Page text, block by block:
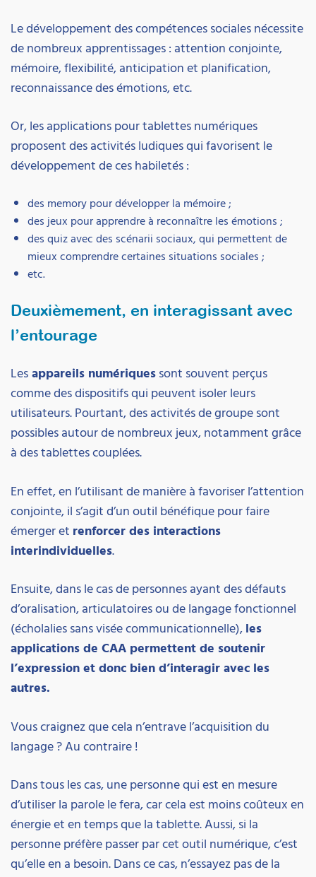
Le développement des compétences sociales nécessite
de nombreux apprentissages : attention conjointe,
mémoire, flexibilité, anticipation et planification,
reconnaissance des émotions, etc.
Or, les applications pour tablettes numériques
proposent des activités ludiques qui favorisent le
développement de ces habiletés :
des memory pour développer la mémoire ;
des jeux pour apprendre à reconnaître les émotions ;
des quiz avec des scénarii sociaux, qui permettent de
mieux comprendre certaines situations sociales ;
etc.
Deuxièmement, en interagissant avec
l’entourage
Lesappareils numériquessont souvent perçus
comme des dispositifs qui peuvent isoler leurs
utilisateurs. Pourtant, des activités de groupe sont
possibles autour de nombreux jeux, notamment grâce
à des tablettes couplées.
En effet, en l’utilisant de manière à favoriser l’attention
conjointe, il s’agit d’un outil bénéfique pour faire
émerger et renforcer des interactions
interindividuelles.
Ensuite, dans le cas de personnes ayant des défauts
d’oralisation, articulatoires ou de langage fonctionnel
(écholalies sans visée communicationnelle),les
applications de CAA permettent de soutenir
l’expression et donc bien d’interagir avec les
autres.
Vous craignez que cela n’entrave l’acquisition du
langage ? Au contraire !
Dans tous les cas, une personne qui est en mesure
d’utiliser la parole le fera, car cela est moins coûteux en
énergie et en temps que la tablette. Aussi, si la
personne préfère passer par cet outil numérique, c’est
qu’elle en a besoin. Dans ce cas, n’essayez pas de la